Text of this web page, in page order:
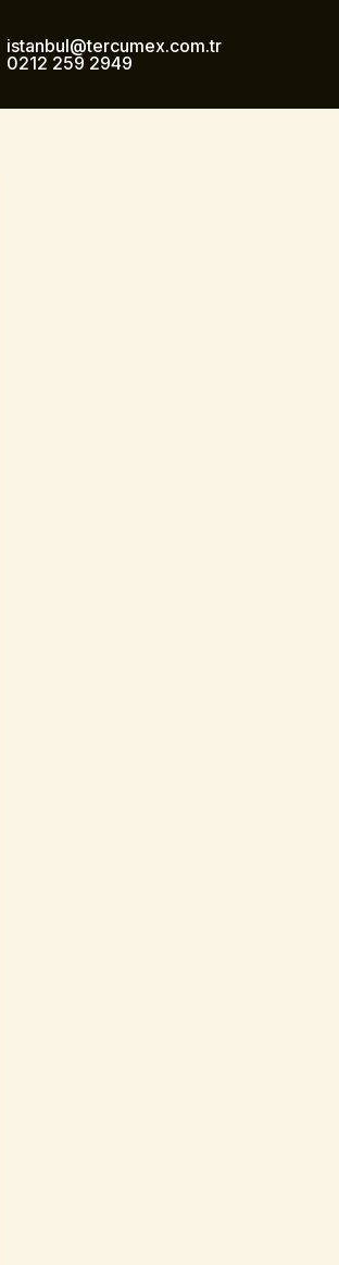
istanbul@tercumex.com.tr
0212 259 2949